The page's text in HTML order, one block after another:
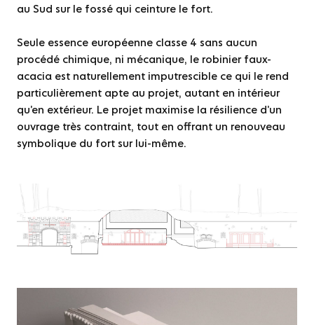
au Sud sur le fossé qui ceinture le fort.
Seule essence européenne classe 4 sans aucun
procédé chimique, ni mécanique, le robinier faux-
acacia est naturellement imputrescible ce qui le rend
particulièrement apte au projet, autant en intérieur
qu’en extérieur. Le projet maximise la résilience d’un
ouvrage très contraint, tout en offrant un renouveau
symbolique du fort sur lui-même.